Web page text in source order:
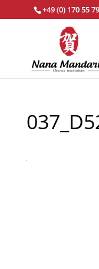
+49 (0) 170 55